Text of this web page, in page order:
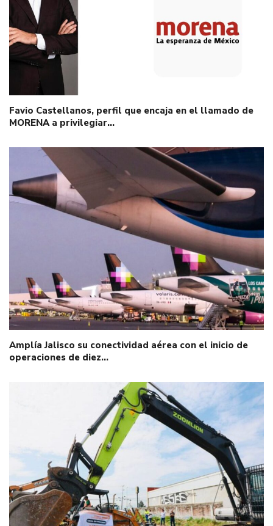
Favio Castellanos, perfil que encaja en el llamado de
MORENA a privilegiar…
Amplía Jalisco su conectividad aérea con el inicio de
operaciones de diez…